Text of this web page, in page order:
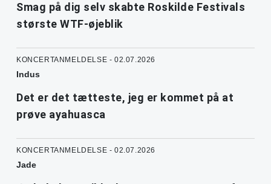
Smag på dig selv skabte Roskilde Festivals
største WTF-øjeblik
KONCERTANMELDELSE - 02.07.2026
Indus
Det er det tætteste, jeg er kommet på at
prøve ayahuasca
KONCERTANMELDELSE - 02.07.2026
Jade